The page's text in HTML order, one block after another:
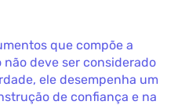
que compõe a
deve ser considerado
ele desempenha um
de confiança e na